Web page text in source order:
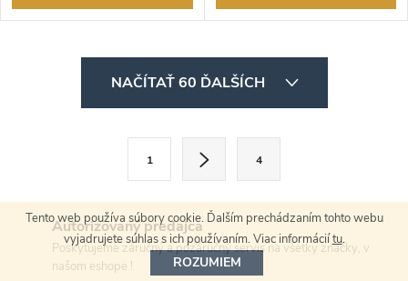
Tento web používa súbory cookie. Ďalším prechádzaním tohto webu
vyjadrujete súhlas s ich používaním. Viac informáciítu.
ROZUMIEM
d
NAČÍTAŤ 60 ĎALŠÍCH
r
1 4
Autorizovaný predajca
Poskytujeme záručný a pozáručný servis na všetky značky, v
našom eshope !